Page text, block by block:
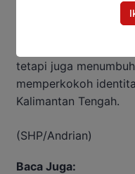
legitimasi dan
tetapi juga
memperkokoh
Kalimantan Tengah.
(SHP/Andrian)
Baca Juga: